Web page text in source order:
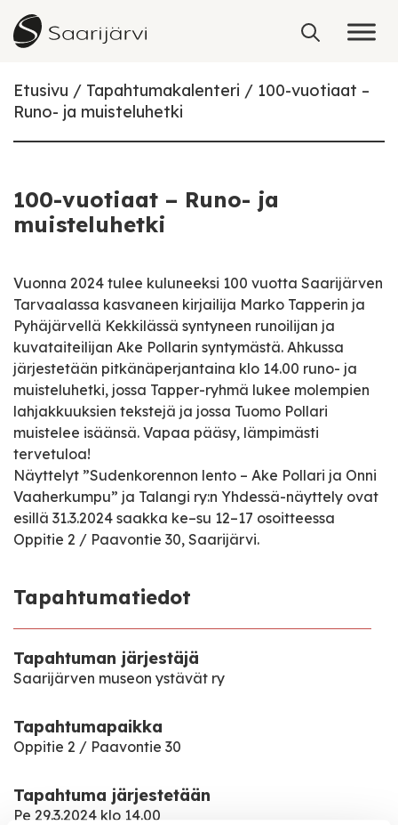
Skip to content
Etusivu Tapahtumakalenteri
100-vuotiaat –
Runo- ja muisteluhetki
100-vuotiaat – Runo- ja
muisteluhetki
Vuonna 2024 tulee kuluneeksi 100 vuotta Saarijärven
Tarvaalassa kasvaneen kirjailija Marko Tapperin ja
Pyhäjärvellä Kekkilässä syntyneen runoilijan ja
kuvataiteilijan Ake Pollarin syntymästä. Ahkussa
järjestetään pitkänäperjantaina klo 14.00 runo- ja
muisteluhetki, jossa Tapper-ryhmä lukee molempien
lahjakkuuksien tekstejä ja jossa Tuomo Pollari
muistelee isäänsä. Vapaa pääsy, lämpimästi
tervetuloa!
Näyttelyt ”Sudenkorennon lento – Ake Pollari ja Onni
Vaaherkumpu” ja Talangi ry:n Yhdessä-näyttely ovat
esillä 31.3.2024 saakka ke–su 12–17 osoitteessa
Oppitie 2 / Paavontie 30, Saarijärvi.
Tapahtumatiedot
Tapahtuman järjestäjä
Saarijärven museon ystävät ry
Tapahtumapaikka
Oppitie 2 / Paavontie 30
Tapahtuma järjestetään
Pe 29.3.2024 klo 14.00